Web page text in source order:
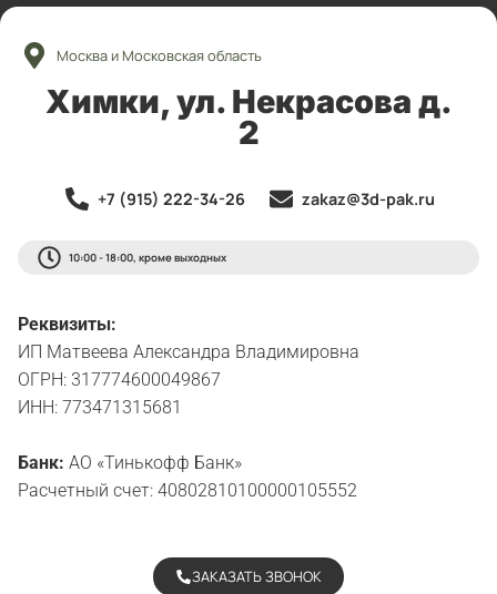
Москва и Московская область
Химки, ул. Некрасова д.
2
+7 (915) 222-34-26 zakaz@3d-pak.ru
10:00 - 18:00, кроме выходных
Реквизиты:
ИП Матвеева Александра Владимировна
ОГРН: 317774600049867
ИНН: 773471315681
Банк: АО «Тинькофф Банк»
Расчетный счет: 40802810100000105552
ЗАКАЗАТЬ ЗВОНОК